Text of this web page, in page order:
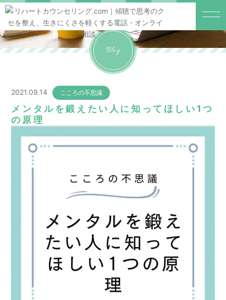
Blog
2021.09.14 こころの不思議
メンタルを鍛えたい人に知ってほしい1つ
の原理